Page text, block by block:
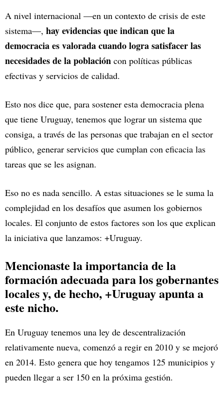
A nivel internacional —en un contexto de crisis de este
sistema—, hay evidencias que indican que la
democracia es valorada cuando logra satisfacer las
necesidades de la población con políticas públicas
efectivas y servicios de calidad.
Esto nos dice que, para sostener esta democracia plena
que tiene Uruguay, tenemos que lograr un sistema que
consiga, a través de las personas que trabajan en el sector
público, generar servicios que cumplan con eficacia las
tareas que se les asignan.
Eso no es nada sencillo. A estas situaciones se le suma la
complejidad en los desafíos que asumen los gobiernos
locales. El conjunto de estos factores son los que explican
la iniciativa que lanzamos: +Uruguay.
Mencionaste la importancia de la
formación adecuada para los gobernantes
locales y, de hecho, +Uruguay apunta a
este nicho.
En Uruguay tenemos una ley de descentralización
relativamente nueva, comenzó a regir en 2010 y se mejoró
en 2014. Esto genera que hoy tengamos 125 municipios y
pueden llegar a ser 150 en la próxima gestión.